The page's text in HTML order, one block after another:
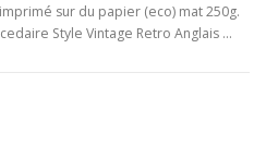
sur du papier (eco) mat 250g.
Style Vintage Retro Anglais …